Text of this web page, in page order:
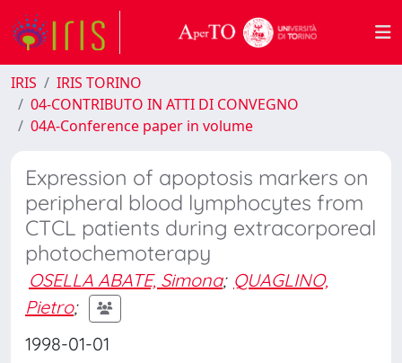
IRIS
IRIS TORINO
04-CONTRIBUTO IN ATTI DI CONVEGNO
04A-Conference paper in volume
Expression of apoptosis markers on
peripheral blood lymphocytes from
CTCL patients during extracorporeal
photochemoterapy
OSELLA ABATE, Simona; QUAGLINO,
Pietro;
1998-01-01